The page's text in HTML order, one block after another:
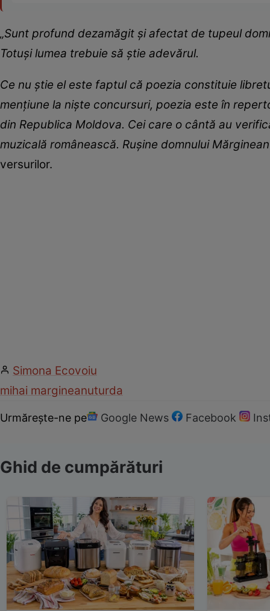
„Sunt profund dezamăgit și afectat de tupeul
Totuși lumea trebuie să știe adevărul.
Ce nu știe el este faptul că poezia constituie
mențiune la niște concursuri, poezia este în
din Republica Moldova. Cei care o cântă au
muzicală românească. Rușine domnului
versurilor.
Simona Ecovoiu
mihai margineanuturda
Urmărește-ne pe Google News Facebook
Ghid de cumpărături